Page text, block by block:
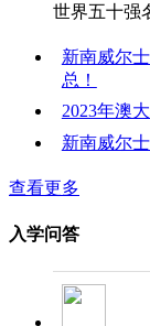
世界五十强
新南威尔
总！
2023年澳
新南威尔
查看更多
入学问答